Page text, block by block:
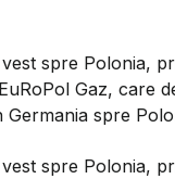
spre Polonia,
Gaz, care
spre
spre Polonia,